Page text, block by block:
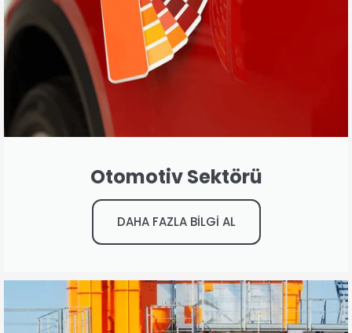
Otomotiv Sektörü
DAHA FAZLA BİLGİ AL